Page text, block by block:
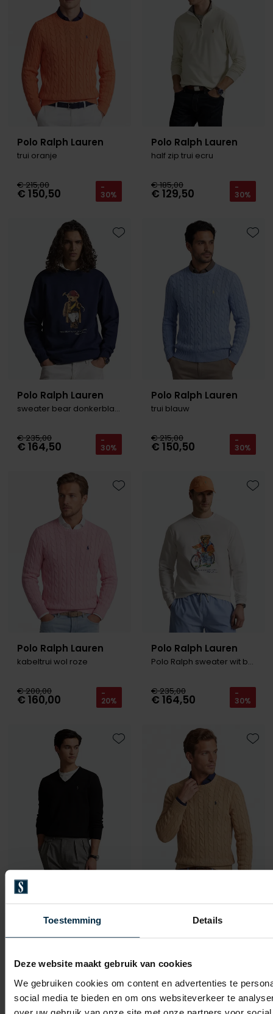
Toestemming Details
Deze website maakt gebruik van cookies
We gebruiken cookies om content en advertenties te
social media te bieden en om ons websiteverkeer te
Polo Ralph Lauren
trui oranje
€ 215,00
€ 150,50 -
30%
Polo Ralph Lauren
half zip trui ecru
€ 185,00
€ 129,50 -
30%
Polo Ralph Lauren
sweater bear donkerblauw B&T
€ 235,00
€ 164,50 -
30%
Toevoegen aan favorieten
Polo Ralph Lauren
trui blauw
€ 215,00
€ 150,50 -
30%
Polo Ralph Lauren
kabeltrui wol roze
€ 200,00
€ 160,00 -
20%
Toevoegen aan favorieten
Polo Ralph Lauren
Polo Ralph sweater wit bear Big & Tall
€ 235,00
€ 164,50 -
30%
Polo Ralph Lauren
Toevoegen aan favorieten
Polo Ralph Lauren